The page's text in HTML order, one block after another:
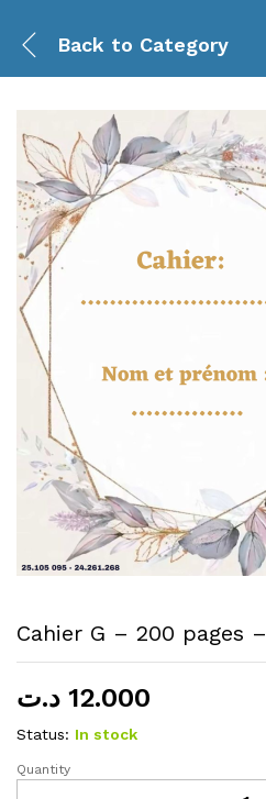
Back to Category
Cahier G – 200 pages –
12.000 د.ت
Status: In stock
Cahier
Quantity